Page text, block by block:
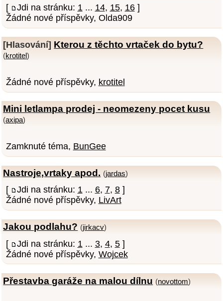
[ Jdi na stránku: 1 ... 14, 15, 16]
Žádné nové příspěvky, Olda909
[Hlasování] Kterou z těchto vrtaček do bytu?
(krotitel)
Žádné nové příspěvky, krotitel
Mini letlampa prodej - neomezeny pocet kusu
(axipa)
Zamknuté téma, BunGee
Nastroje,vrtaky apod. (jardas)
[ Jdi na stránku: 1... 6, 7, 8]
Žádné nové příspěvky, LivArt
Jakou podlahu? (jirkacv)
[ Jdi na stránku: 1 ... 3, 4, 5]
Žádné nové příspěvky, Wojcek
Přestavba garáže na malou dílnu (novottom)